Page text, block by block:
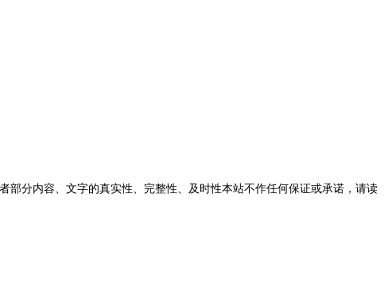
分内容、文字的真实性、完整性、及时性本站不作任何保证或承诺，请读